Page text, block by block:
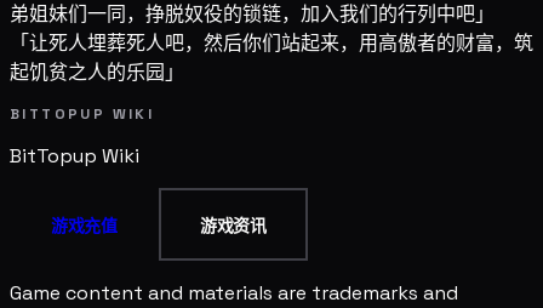
弟姐妹们一同，挣脱奴役的锁链，加入我们的行列中吧」
「让死人埋葬死人吧，然后你们站起来，用高傲者的财富，筑
起饥贫之人的乐园」
BITTOPUP WIKI
BitTopup Wiki
游戏充值 游戏资讯
Game content and materials are trademarks and